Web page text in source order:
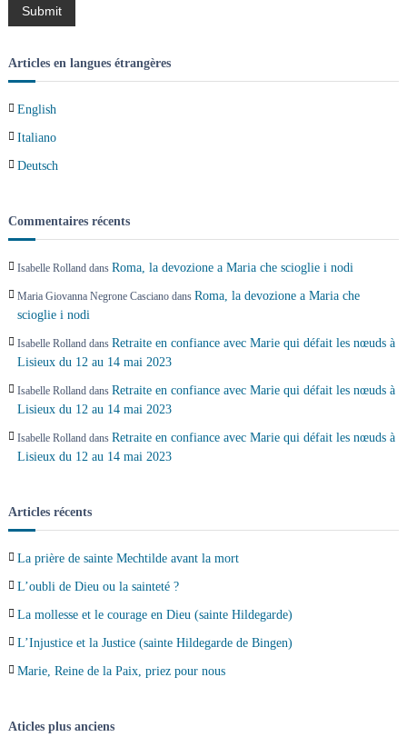
d
e
s
a
r
t
i
c
e
Articles en langues étrangères
English
Italiano
Deutsch
Commentaires récents
Isabelle Rollanddans Roma, la devozione a Maria che scioglie i nodi
Maria Giovanna Negrone Cascianodans Roma, la devozione a Maria che
scioglie i nodi
Isabelle Rollanddans Retraite en confiance avec Marie qui défait les nœuds à
Lisieux du 12 au 14 mai 2023
Isabelle Rollanddans Retraite en confiance avec Marie qui défait les nœuds à
Lisieux du 12 au 14 mai 2023
Isabelle Rollanddans Retraite en confiance avec Marie qui défait les nœuds à
Lisieux du 12 au 14 mai 2023
Articles récents
La prière de sainte Mechtilde avant la mort
L’oubli de Dieu ou la sainteté ?
La mollesse et le courage en Dieu (sainte Hildegarde)
L’Injustice et la Justice (sainte Hildegarde de Bingen)
Marie, Reine de la Paix, priez pour nous
Aticles plus anciens